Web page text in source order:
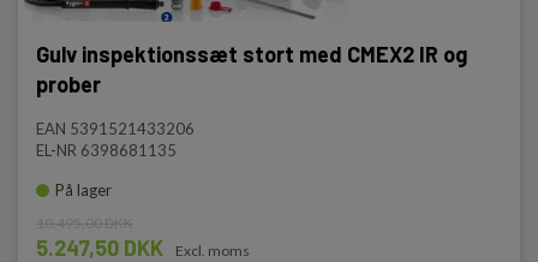
Gulv inspektionssæt stort med CMEX2 IR og
prober
EAN 5391521433206
EL-NR 6398681135
På lager
5.247,50 DKK Excl. moms